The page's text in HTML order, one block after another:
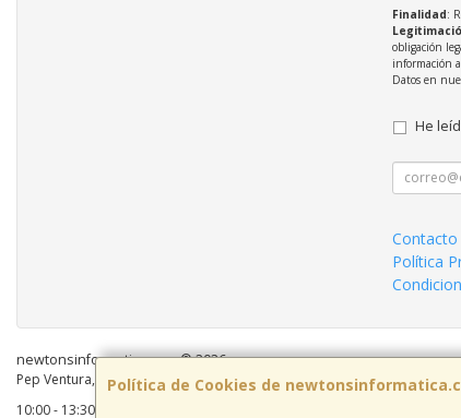
Política de Cookies de
Finalidad:
obligación
información
Datos en
He
Contacto
Política
newtonsinformatica.com © 2026
Pep Ventura, 55 Local 2, 08810, Barcelona, España. - C.I.F.: B59883041 -
10:00 - 13:30